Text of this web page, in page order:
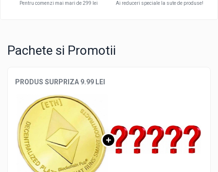
Pentru comenzi mai mari de 299 lei Ai reduceri speciale la sute de produse!
Pachete si Promotii
PRODUS SURPRIZA 9.99 LEI